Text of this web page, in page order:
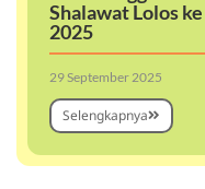
Shalawat Lolos
2025
29 September 2025
Selengkapnya